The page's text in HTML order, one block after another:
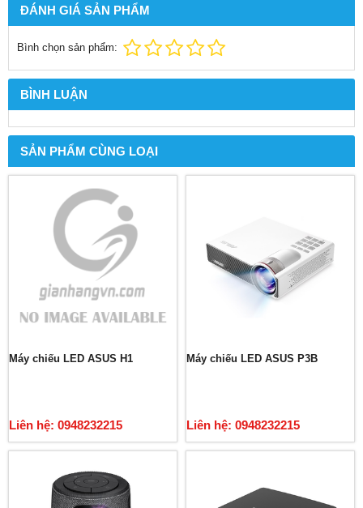
ĐÁNH GIÁ SẢN PHẨM
Bình chọn sản phẩm:
BÌNH LUẬN
SẢN PHẨM CÙNG LOẠI
Máy chiếu LED ASUS H1
Liên hệ: 0948232215
Máy chiếu LED ASUS P3B
Liên hệ: 0948232215